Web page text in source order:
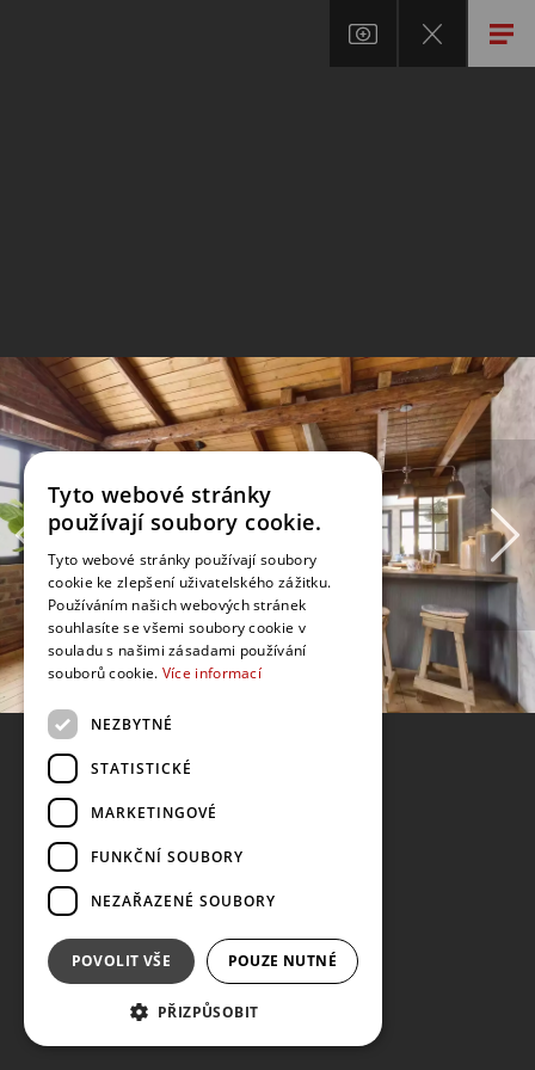
Tyto webové stránky
používají soubory cookie.
Tyto webové stránky používají soubory
cookie ke zlepšení uživatelského zážitku.
Používáním našich webových stránek
souhlasíte se všemi soubory cookie v
souladu s našimi zásadami používání
souborů cookie. Více informací
NEZBYTNÉ
STATISTICKÉ
MARKETINGOVÉ
FUNKČNÍ SOUBORY
NEZAŘAZENÉ SOUBORY
POVOLIT VŠE POUZE NUTNÉ
PŘIZPŮSOBIT